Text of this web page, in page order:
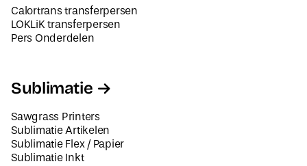
Calortrans transferpersen
LOKLiK transferpersen
Pers Onderdelen
Sublimatie
Sawgrass Printers
Sublimatie Artikelen
Sublimatie Flex / Papier
Sublimatie Inkt